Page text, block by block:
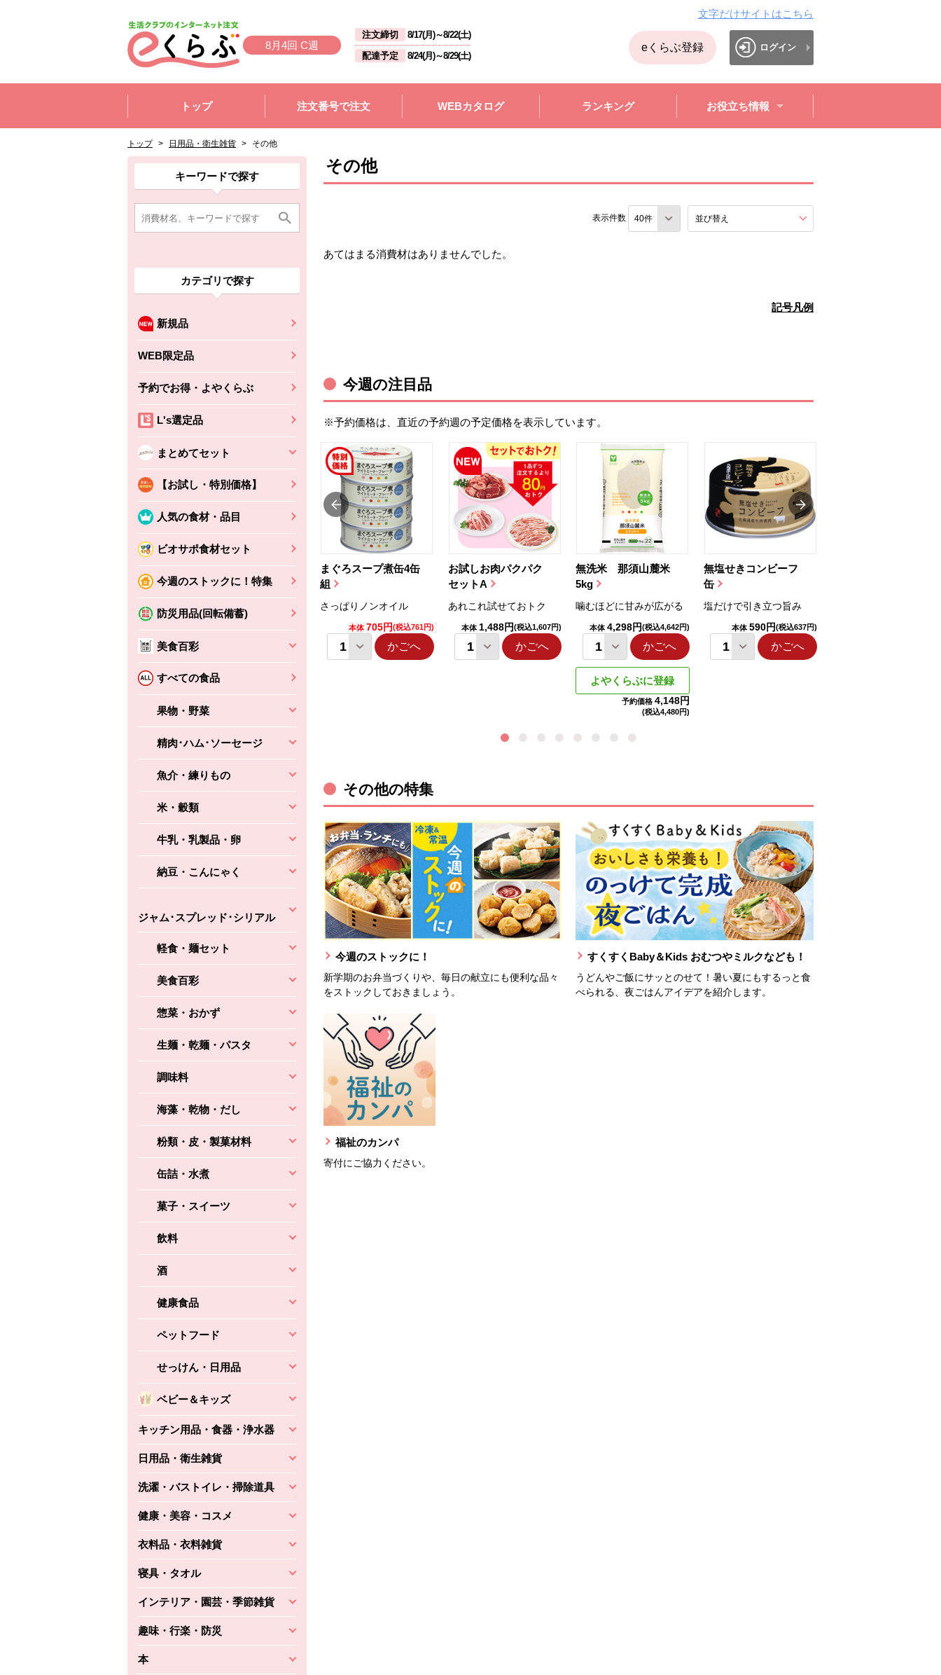
8月4回 C週
注文締切 8/17(月)～8/22(土)
配達予定
8/24(月)～8/29(土)
文字だけサイトはこちら
eくらぶ登録 ログイン
トップ
注文番号で注文 WEBカタログ ランキング お役立ち情報
トップ > 日用品・衛生雑貨 > その他
ここから消費材検索メニューです。
キーワードで探す
カテゴリで探す
新規品
WEB限定品
予約でお得・よやくらぶ
L's選定品
まとめてセット
【お試し・特別価格】
人気の食材・品目
ビオサポ食材セット
今週のストックに！特集
防災用品(回転備蓄)
美食百彩
すべての食品
果物・野菜
精肉･ハム･ソーセージ
魚介・練りもの
米・穀類
牛乳・乳製品・卵
納豆・こんにゃく
ジャム･スプレッド･シリアル
軽食・麺セット
美食百彩
惣菜・おかず
生麺・乾麺・パスタ
調味料
海藻・乾物・だし
粉類・皮・製菓材料
缶詰・水煮
菓子・スイーツ
飲料
酒
健康食品
ペットフード
せっけん・日用品
ベビー＆キッズ
キッチン用品・食器・浄水器
日用品・衛生雑貨
洗濯・バストイレ・掃除道具
健康・美容・コスメ
衣料品・衣料雑貨
寝具・タオル
インテリア・園芸・季節雑貨
趣味・行楽・防災
本
消費材検索メニューここまで。
ここから本文です。
ここから組合員向けメニューです。
組合員向けメニューここまで。
ここから本文です。 その他
表示件数 並び替え
あてはまる消費材はありませんでした。
記号凡例
今週の注目品
※予約価格は、直近の予約週の予定価格を表示しています。
まぐろスープ煮缶4缶
組
さっぱりノンオイル
本体 705円(税込761円)
かごへ
お試しお肉パクパク
セットA
あれこれ試せておトク
本体 1,488円(税込1,607円)
かごへ
無洗米 那須山麓米
5kg
噛むほどに甘みが広がる
本体 4,298円(税込4,642円)
かごへ
よやくらぶに登録
予約価格 4,148円
(税込4,480円)
無塩せきコンビーフ
缶
塩だけで引き立つ旨み
本体 590円(税込637円)
かごへ
ちょこっと揚げ（香
えびの風味がぶわっ！
かごへ
バルサミコ
本体2,160円 (税込2,333円)
かごへ
その他の特集
今週のストックに！
新学期のお弁当づくりや、毎日の献立にも便利な品々
をストックしておきましょう。
すくすくBaby＆Kids おむつやミルクなども！
うどんやご飯にサッとのせて！暑い夏にもするっと食
べられる、夜ごはんアイデアを紹介します。
福祉のカンパ
寄付にご協力ください。